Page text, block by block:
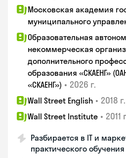
Московская академия
муниципального
Образовательная
некоммерческая
дополнительного
образования «СКАЕНГ»
«СКАЕНГ») • 2026 г.
Wall Street English • 2018 г.
Wall Street Institute • 2011
Разбирается в IT и
практического обучения